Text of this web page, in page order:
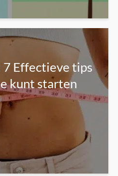
7 Effectieve tips
kunt starten